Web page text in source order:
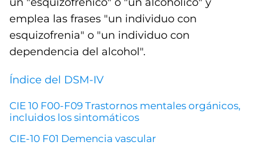
emplea las frases "un individuo con
esquizofrenia" o "un individuo con
dependencia del alcohol".
Índice del DSM-IV
CIE 10 F00-F09 Trastornos mentales orgánicos,
incluidos los sintomáticos
CIE-10 F01 Demencia vascular